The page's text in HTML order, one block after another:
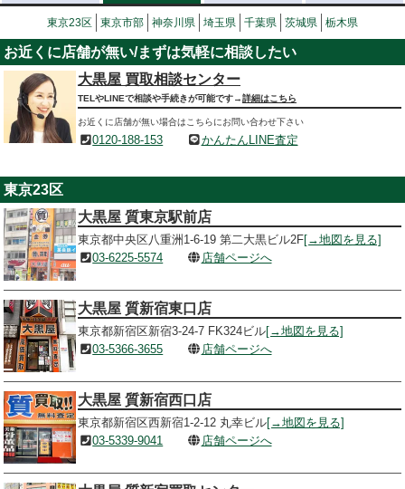
東京23区 東京市部 神奈川県 埼玉県 千葉県 茨城県 栃木県
お近くに店舗が無い/まずは気軽に相談したい
大黒屋 買取相談センター
TELやLINEで相談や手続きが可能です→詳細はこちら
お近くに店舗が無い場合はこちらにお問い合わせ下さい
0120-188-153 かんたんLINE査定
東京23区
大黒屋 質東京駅前店
東京都中央区八重洲1-6-19 第二大黒ビル2F[→地図を見る]
03-6225-5574
店舗ページへ
大黒屋 質新宿東口店
東京都新宿区新宿3-24-7 FK324ビル[→地図を見る]
03-5366-3655
店舗ページへ
大黒屋 質新宿西口店
東京都新宿区西新宿1-2-12 丸幸ビル[→地図を見る]
03-5339-9041
店舗ページへ